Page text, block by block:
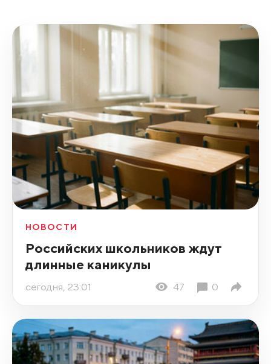
НОВОСТИ
Российских школьников ждут
длинные каникулы
сегодня, 23:01 47 0